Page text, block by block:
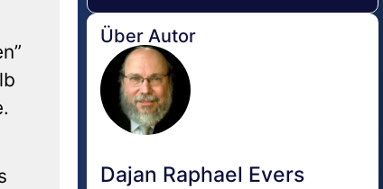
Über Autor
Dajan Raphael Evers